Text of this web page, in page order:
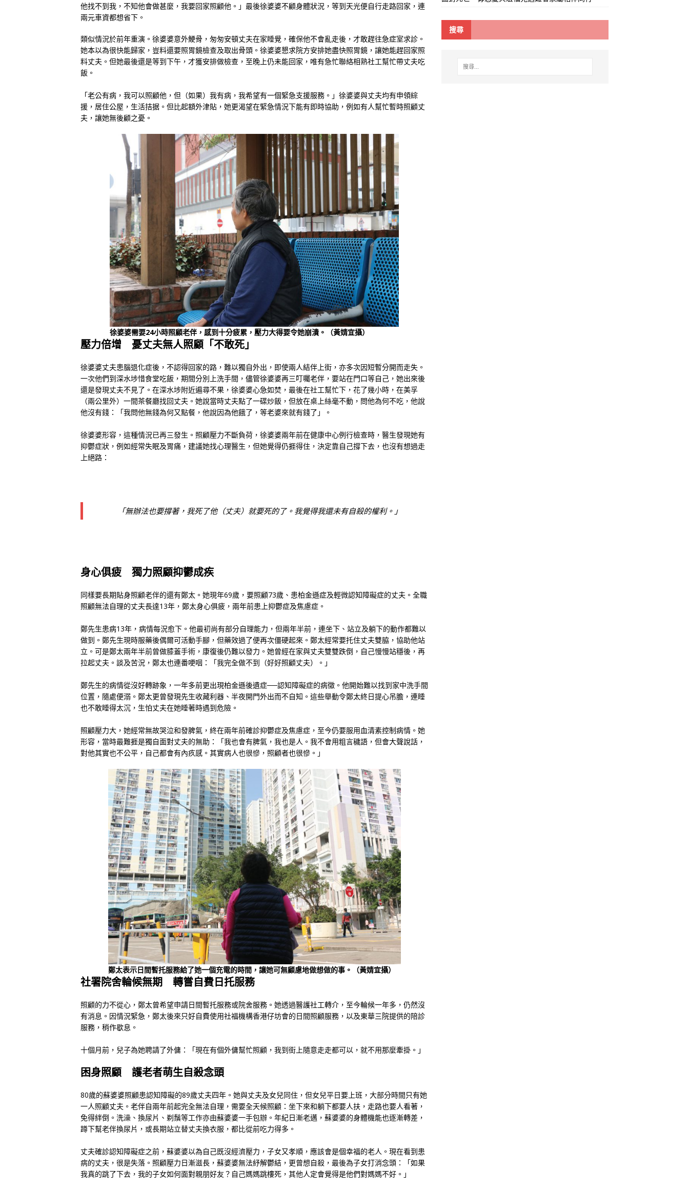
他找不到我，不知他會做甚麼，我要回家照顧他。」最後徐婆婆不顧身體狀況，等到天光便自行走路回家，連
兩元車資都想省下。
類似情況於前年重演。徐婆婆意外鯁骨，匆匆安頓丈夫在家睡覺，確保他不會亂走後，才敢趕往急症室求診。
她本以為很快能歸家，豈料還要照胃鏡檢查及取出骨頭。徐婆婆懇求院方安排她盡快照胃鏡，讓她能趕回家照
料丈夫。但她最後還是等到下午，才獲安排做檢查，至晚上仍未能回家，唯有急忙聯絡相熟社工幫忙帶丈夫吃
飯。
「老公有病，我可以照顧他，但（如果）我有病，我希望有一個緊急支援服務。」徐婆婆與丈夫均有申領綜
援，居住公屋，生活拮据。但比起額外津貼，她更渴望在緊急情況下能有即時協助，例如有人幫忙暫時照顧丈
夫，讓她無後顧之憂。
徐婆婆需要24小時照顧老伴，感到十分疲累，壓力大得要令她崩潰。（黃婧宜攝）
壓力倍增 憂丈夫無人照顧「不敢死」
徐婆婆丈夫患腦退化症後，不認得回家的路，難以獨自外出，即使兩人結伴上街，亦多次因短暫分開而走失。
一次他們到深水埗惜食堂吃飯，期間分別上洗手間，儘管徐婆婆再三叮囑老伴，要站在門口等自己，她出來後
還是發現丈夫不見了。在深水埗附近遍尋不果，徐婆婆心急如焚，最後在社工幫忙下，花了幾小時，在美孚
（兩公里外）一間茶餐廳找回丈夫。她說當時丈夫點了一碟炒飯，但放在桌上絲毫不動，問他為何不吃，他說
他沒有錢：「我問他無錢為何又點餐，他說因為他餓了，等老婆來就有錢了」。
徐婆婆形容，這種情況已再三發生。照顧壓力不斷負荷，徐婆婆兩年前在健康中心例行檢查時，醫生發現她有
抑鬱症狀，例如經常失眠及胃痛，建議她找心理醫生，但她覺得仍捱得住，決定靠自己撐下去，也沒有想過走
上絕路：
「無辦法也要撐著，我死了他（丈夫）就要死的了。我覺得我還未有自殺的權利。」
身心俱疲 獨力照顧抑鬱成疾
同樣要長期貼身照顧老伴的還有鄭太。她現年69歲，要照顧73歲、患柏金遜症及輕微認知障礙症的丈夫。全職
照顧無法自理的丈夫長達13年，鄭太身心俱疲，兩年前患上抑鬱症及焦慮症。
鄭先生患病13年，病情每況愈下。他最初尚有部分自理能力，但兩年半前，連坐下、站立及躺下的動作都難以
做到。鄭先生現時服藥後偶爾可活動手腳，但藥效過了便再次僵硬起來。鄭太經常要托住丈夫雙脇，協助他站
立。可是鄭太兩年半前曾做膝蓋手術，康復後仍難以發力。她曾經在家與丈夫雙雙跌倒，自己慢慢站穩後，再
拉起丈夫。談及苦況，鄭太也連番哽咽：「我完全做不到（好好照顧丈夫）。」
鄭先生的病情從沒好轉跡象，一年多前更出現柏金遜後遺症──認知障礙症的病徵。他開始難以找到家中洗手間
位置，隨處便溺。鄭太更曾發現先生收藏利器、半夜開門外出而不自知。這些舉動令鄭太終日提心吊膽，連睡
也不敢睡得太沉，生怕丈夫在她睡著時遇到危險。
照顧壓力大，她經常無故哭泣和發脾氣，終在兩年前確診抑鬱症及焦慮症，至今仍要服用血清素控制病情。她
形容，當時最難捱是獨自面對丈夫的無助：「我也會有脾氣，我也是人。我不會用粗言穢語，但會大聲說話，
對他其實也不公平，自己都會有內疚感。其實病人也很慘，照顧者也很慘。」
鄭太表示日間暫托服務給了她一個充電的時間，讓她可無顧慮地做想做的事。（黃婧宜攝）
社署院舍輪候無期 轉嘗自費日托服務
照顧的力不從心，鄭太曾希望申請日間暫托服務或院舍服務。她透過醫護社工轉介，至今輪候一年多，仍然沒
有消息。因情況緊急，鄭太後來只好自費使用社福機構香港仔坊會的日間照顧服務，以及東華三院提供的陪診
服務，稍作歇息。
十個月前，兒子為她聘請了外傭：「現在有個外傭幫忙照顧，我到街上隨意走走都可以，就不用那麼牽掛。」
困身照顧 護老者萌生自殺念頭
80歲的蘇婆婆照顧患認知障礙的89歲丈夫四年。她與丈夫及女兒同住，但女兒平日要上班，大部分時間只有她
一人照顧丈夫。老伴自兩年前起完全無法自理，需要全天候照顧：坐下來和躺下都要人扶，走路也要人看著，
免得絆倒。洗澡、換尿片、剃鬚等工作亦由蘇婆婆一手包辦。年紀日漸老邁，蘇婆婆的身體機能也逐漸轉差，
蹲下幫老伴換尿片，或長期站立替丈夫換衣服，都比從前吃力得多。
丈夫確診認知障礙症之前，蘇婆婆以為自己既沒經濟壓力，子女又孝順，應該會是個幸福的老人。現在看到患
病的丈夫，很是失落。照顧壓力日漸滋長，蘇婆婆無法紓解鬱結，更曾想自殺，最後為子女打消念頭：「如果
我真的跳了下去，我的子女如何面對親朋好友？自己媽媽跳樓死，其他人定會覺得是他們對媽媽不好。」
搜尋